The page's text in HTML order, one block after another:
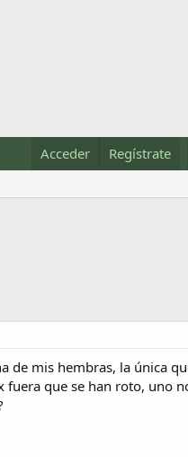
Acceder Regístrate
de mis hembras, la única
fuera que se han roto, uno